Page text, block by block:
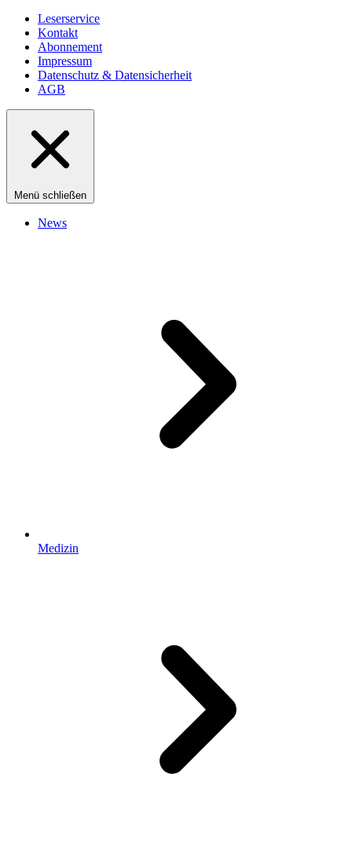
Leserservice
Kontakt
Abonnement
Impressum
Datenschutz & Datensicherheit
AGB
Menü schließen
News
Medizin